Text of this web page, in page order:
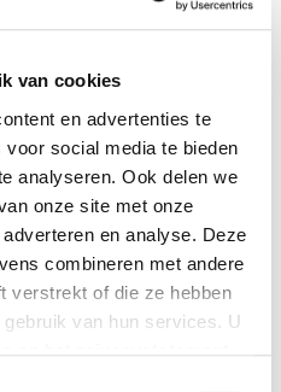
van cookies
en advertenties te
social media te bieden
analyseren. Ook delen we
onze site met onze
en analyse. Deze
combineren met andere
verstrekt of die ze hebben
van hun services. U